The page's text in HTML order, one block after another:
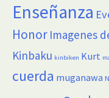
Enseñanza
Honor Imagenes
Kinbaku kinbiken Kurt
cuerda muganawa